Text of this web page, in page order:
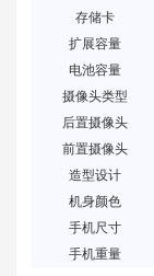
存储卡
扩展容量
电池容量
摄像头类型
后置摄像头
前置摄像头
造型设计
机身颜色
手机尺寸
手机重量